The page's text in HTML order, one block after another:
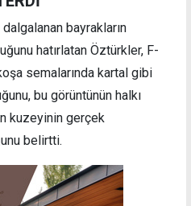
dalgalanan bayrakların
hatırlatan Öztürkler, F-
semalarında kartal gibi
bu görüntünün halkı
kuzeyinin gerçek
belirtti.